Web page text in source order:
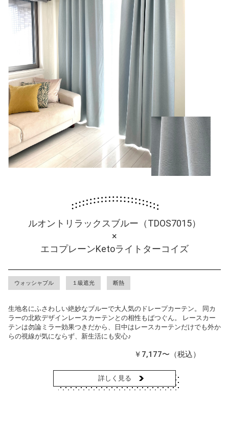
ルオントリラックスブルー（TDOS7015）
×
エコプレーンKetoライトターコイズ
ウォッシャブル １級遮光 断熱
生地名にふさわしい絶妙なブルーで大人気のドレープカーテン。 同カ
ラーの北欧デザインレースカーテンとの相性もばつぐん。 レースカー
テンは勿論ミラー効果つきだから、日中はレースカーテンだけでも外か
らの視線が気にならず、新生活にも安心♪
￥7,177〜（税込）
詳しく見る